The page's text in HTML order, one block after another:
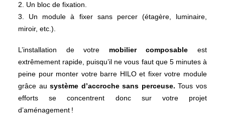
2. Un bloc de fixation.
3. Un module à fixer sans percer (étagère, luminaire,
miroir, etc.).
L’installation de votre mobilier composable est
extrêmement rapide, puisqu’il ne vous faut que 5 minutes à
peine pour monter votre barre HILO et fixer votre module
grâce ausystème d’accroche sans perceuse. Tous vos
efforts se concentrent donc sur votre projet
d’aménagement !